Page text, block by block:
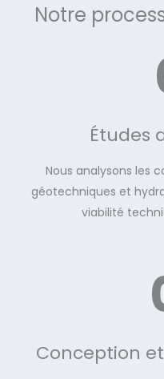
Notre
Études
Nous analysons les
géotechniques et
viabilité
Conception